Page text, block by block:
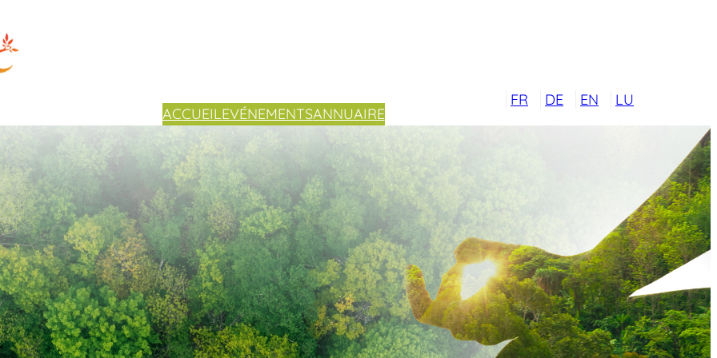
ACCUEILEVÉNEMENTSANNUAIRE
FR DE EN LU